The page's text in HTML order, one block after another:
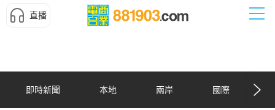
直播
即時新聞 本地 兩岸 國際